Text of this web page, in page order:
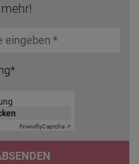
FriendlyCaptcha ⇗